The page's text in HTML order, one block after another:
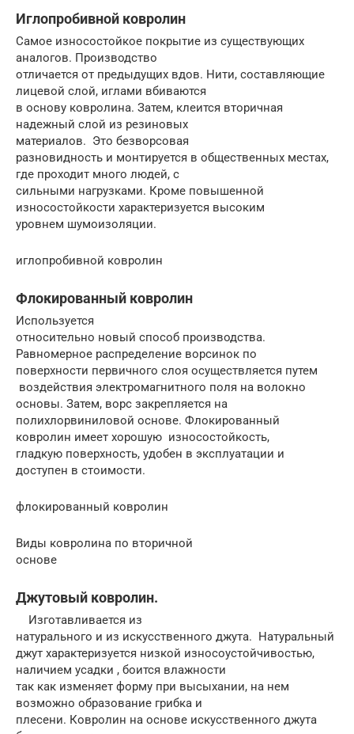
Иглопробивной ковролин
Самое износостойкое покрытие из существующих
аналогов. Производство
отличается от предыдущих вдов. Нити, составляющие
лицевой слой, иглами вбиваются
в основу ковролина. Затем, клеится вторичная
надежный слой из резиновых
материалов. Это безворсовая
разновидность и монтируется в общественных местах,
где проходит много людей, с
сильными нагрузками. Кроме повышенной
износостойкости характеризуется высоким
уровнем шумоизоляции.
иглопробивной ковролин
Флокированный ковролин
Используется
относительно новый способ производства.
Равномерное распределение ворсинок по
поверхности первичного слоя осуществляется путем
воздействия электромагнитного поля на волокно
основы. Затем, ворс закрепляется на
полихлорвиниловой основе. Флокированный
ковролин имеет хорошую износостойкость,
гладкую поверхность, удобен в эксплуатации и
доступен в стоимости.
флокированный ковролин
Виды ковролина по вторичной
основе
Джутовый ковролин.
Изготавливается из
натурального и из искусственного джута. Натуральный
джут характеризуется низкой износоустойчивостью,
наличием усадки , боится влажности
так как изменяет форму при высыхании, на нем
возможно образование грибка и
плесени. Ковролин на основе искусственного джута